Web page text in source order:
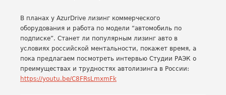
В планах у AzurDrive лизинг коммерческого
оборудования и работа по модели “автомобиль по
подписке”. Станет ли популярным лизинг авто в
условиях российской ментальности, покажет время, а
пока предлагаем посмотреть интервью Студии РАЭК о
преимуществах и трудностях автолизинга в России:
https://youtu.be/C8FRsLmxmFk